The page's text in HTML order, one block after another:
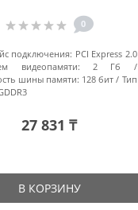
0
подключения: PCI Express 2.0
видеопамяти:
2 Гб
шины памяти: 128 бит
Тип
27 831 ₸
В КОРЗИНУ